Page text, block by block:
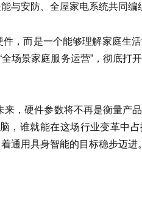
与安防、全屋家电系统共同编
，而是一个能够理解家庭生
场景家庭服务运营”，彻底打
来，硬件参数将不再是衡量产
，谁就能在这场行业变革中
通用具身智能的目标稳步迈进。